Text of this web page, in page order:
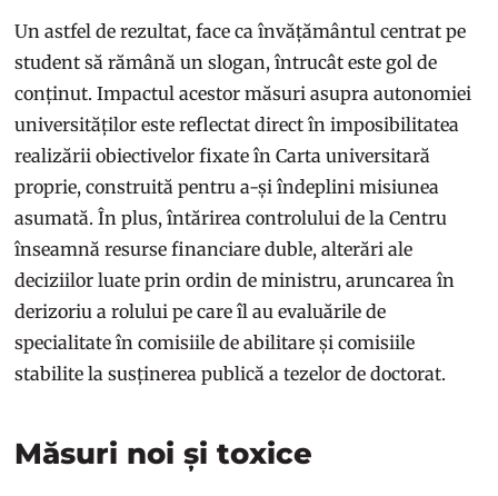
Un astfel de rezultat, face ca învățământul centrat pe
student să rămână un slogan, întrucât este gol de
conținut. Impactul acestor măsuri asupra autonomiei
universităților este reflectat direct în imposibilitatea
realizării obiectivelor fixate în Carta universitară
proprie, construită pentru a-și îndeplini misiunea
asumată. În plus, întărirea controlului de la Centru
înseamnă resurse financiare duble, alterări ale
deciziilor luate prin ordin de ministru, aruncarea în
derizoriu a rolului pe care îl au evaluările de
specialitate în comisiile de abilitare și comisiile
stabilite la susținerea publică a tezelor de doctorat.
Măsuri noi și toxice